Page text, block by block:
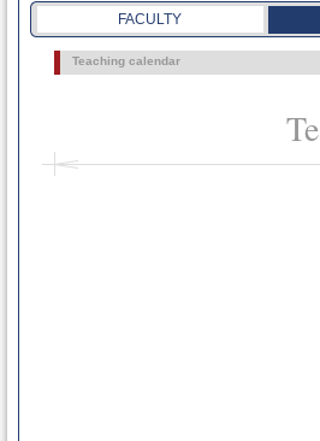
FACULTY
Teaching calendar